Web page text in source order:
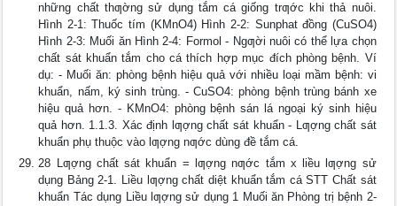
những chất thƣờng sử dụng tắm cá giống trƣớc khi thả nuôi.
Hình 2-1: Thuốc tím (KMnO4) Hình 2-2: Sunphat đồng (CuSO4)
Hình 2-3: Muối ăn Hình 2-4: Formol - Ngƣời nuôi có thể lựa chọn
chất sát khuẩn tắm cho cá thích hợp mục đích phòng bệnh. Ví
dụ: - Muối ăn: phòng bệnh hiệu quả với nhiều loại mầm bệnh: vi
khuẩn, nấm, ký sinh trùng. - CuSO4: phòng bệnh trùng bánh xe
hiệu quả hơn. - KMnO4: phòng bệnh sán lá ngoại ký sinh hiệu
quả hơn. 1.1.3. Xác định lƣợng chất sát khuẩn - Lƣợng chất sát
khuẩn phụ thuộc vào lƣợng nƣớc dùng đề tắm cá.
28 Lƣợng chất sát khuẩn = lƣợng nƣớc tắm x liều lƣợng sử
dụng Bảng 2-1. Liều lƣợng chất diệt khuẩn tắm cá STT Chất sát
khuẩn Tác dụng Liều lƣợng sử dụng 1 Muối ăn Phòng trị bệnh 2-